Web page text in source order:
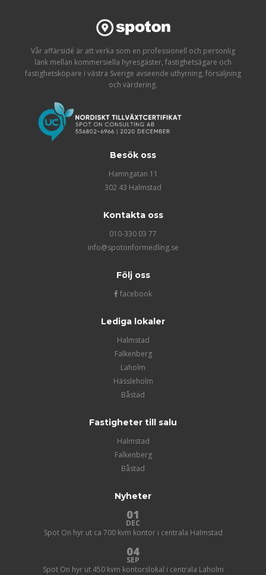
Vår affärsidé är att verka som en professionell och personlig
länk mellan kommersiella hyresgäster, fastighetsägare och
fastighetsköpare i västra Sverige avseende uthyrning, försäljning
och värdering.
Besök oss
Hamngatan 11
302 43 Halmstad
Kontakta oss
010-330 03 77
info@spotonformedling.se
Följ oss
facebook
Lediga lokaler
Halmstad
Falkenberg
Laholm
Hässleholm
Båstad
Fastigheter till salu
Halmstad
Falkenberg
Båstad
Nyheter
01
DEC
Spot On hyr ut ca 700 kvm kontor i centrala Halmstad
04
SEP
Spot On hyr ut 450 kvm kontorslokal i centrala Laholm